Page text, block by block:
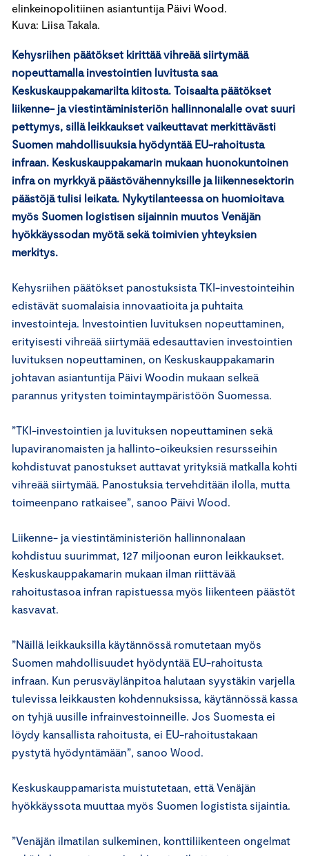
elinkeinopolitiinen asiantuntija Päivi Wood.
Kuva: Liisa Takala.
Kehysriihen päätökset kirittää vihreää siirtymää
nopeuttamalla investointien luvitusta saa
Keskuskauppakamarilta kiitosta. Toisaalta päätökset
liikenne- ja viestintäministeriön hallinnonalalle ovat suuri
pettymys, sillä leikkaukset vaikeuttavat merkittävästi
Suomen mahdollisuuksia hyödyntää EU-rahoitusta
infraan. Keskuskauppakamarin mukaan huonokuntoinen
infra on myrkkyä päästövähennyksille ja liikennesektorin
päästöjä tulisi leikata. Nykytilanteessa on huomioitava
myös Suomen logistisen sijainnin muutos Venäjän
hyökkäyssodan myötä sekä toimivien yhteyksien
merkitys.
Kehysriihen päätökset panostuksista TKI-investointeihin
edistävät suomalaisia innovaatioita ja puhtaita
investointeja. Investointien luvituksen nopeuttaminen,
erityisesti vihreää siirtymää edesauttavien investointien
luvituksen nopeuttaminen, on Keskuskauppakamarin
johtavan asiantuntija Päivi Woodin mukaan selkeä
parannus yritysten toimintaympäristöön Suomessa.
”TKI-investointien ja luvituksen nopeuttaminen sekä
lupaviranomaisten ja hallinto-oikeuksien resursseihin
kohdistuvat panostukset auttavat yrityksiä matkalla kohti
vihreää siirtymää. Panostuksia tervehditään ilolla, mutta
toimeenpano ratkaisee”, sanoo Päivi Wood.
Liikenne- ja viestintäministeriön hallinnonalaan
kohdistuu suurimmat, 127 miljoonan euron leikkaukset.
Keskuskauppakamarin mukaan ilman riittävää
rahoitustasoa infran rapistuessa myös liikenteen päästöt
kasvavat.
”Näillä leikkauksilla käytännössä romutetaan myös
Suomen mahdollisuudet hyödyntää EU-rahoitusta
infraan. Kun perusväylänpitoa halutaan syystäkin varjella
tulevissa leikkausten kohdennuksissa, käytännössä kassa
on tyhjä uusille infrainvestoinneille. Jos Suomesta ei
löydy kansallista rahoitusta, ei EU-rahoitustakaan
pystytä hyödyntämään”, sanoo Wood.
Keskuskauppamarista muistutetaan, että Venäjän
hyökkäyssota muuttaa myös Suomen logistista sijaintia.
”Venäjän ilmatilan sulkeminen, konttiliikenteen ongelmat